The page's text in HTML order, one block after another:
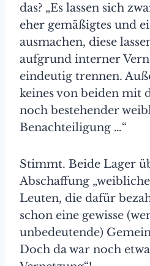
das? „Es lassen sich
eher gemäßigtes und
ausma­chen, diese
aufgrund interner
eindeutig trennen.
keines von beiden mit
noch bestehender
Benachteiligung …“
Stimmt. Beide Lager
Abschaffung
Leuten, die dafür
schon eine gewisse
unbedeutende)
Doch da war noch